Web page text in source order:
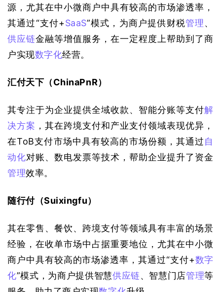
源，尤其在中小微商户中具有较高的市场渗透率，
其通过“支付+SaaS”模式，为商户提供财税管理、
供应链金融等增值服务，在一定程度上帮助到了商
户实现数字化经营。
汇付天下（ChinaPnR）
其专注于为企业提供全域收款、智能分账等支付解
决方案 ，其在跨境支付和产业支付领域表现优异，
在ToB支付市场中具有较高的市场份额，其通过自
动化对账、数电发票等技术，帮助企业提升了资金
管理效率。
随行付（Suixingfu）
其在零售、餐饮、跨境支付等领域具有丰富的场景
经验，在收单市场中占据重要地位，尤其在中小微
商户中具有较高的市场渗透率，其通过“支付+数字
化”模式，为商户提供智慧供应链、智慧门店管理等